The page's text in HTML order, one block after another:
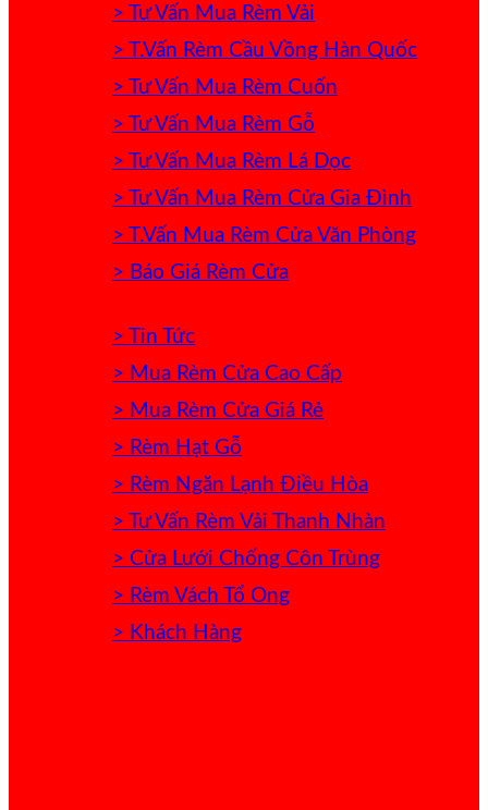
> Tư Vấn Mua Rèm Vải
> T.Vấn Rèm Cầu Vồng Hàn Quốc
> Tư Vấn Mua Rèm Cuốn
> Tư Vấn Mua Rèm Gỗ
> Tư Vấn Mua Rèm Lá Dọc
> Tư Vấn Mua Rèm Cửa Gia Đình
> T.Vấn Mua Rèm Cửa Văn Phòng
> Báo Giá Rèm Cửa
> Tin Tức
> Mua Rèm Cửa Cao Cấp
> Mua Rèm Cửa Giá Rẻ
> Rèm Hạt Gỗ
> Rèm Ngăn Lạnh Điều Hòa
> Tư Vấn Rèm Vải Thanh Nhàn
> Cửa Lưới Chống Côn Trùng
> Rèm Vách Tổ Ong
> Khách Hàng